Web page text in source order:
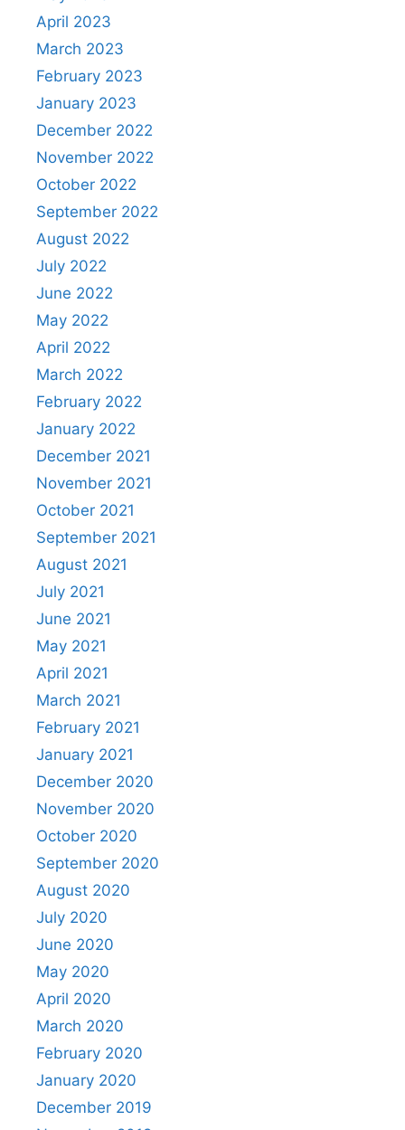
April 2023
March 2023
February 2023
January 2023
December 2022
November 2022
October 2022
September 2022
August 2022
July 2022
June 2022
May 2022
April 2022
March 2022
February 2022
January 2022
December 2021
November 2021
October 2021
September 2021
August 2021
July 2021
June 2021
May 2021
April 2021
March 2021
February 2021
January 2021
December 2020
November 2020
October 2020
September 2020
August 2020
July 2020
June 2020
May 2020
April 2020
March 2020
February 2020
January 2020
December 2019